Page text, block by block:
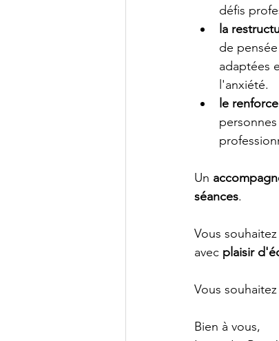
défis
la
de
adaptées
l'anxiété.
le
Un
séances.
Vous
avec plaisir
Vous
Bien à vous,